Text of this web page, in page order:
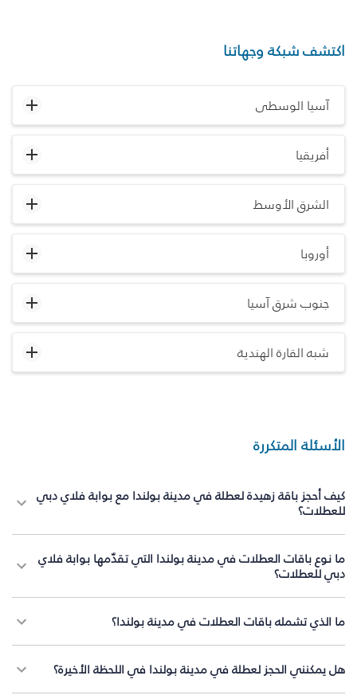
اكتشف شبكة وجهاتنا
آسيا الوسطى
أفريقيا
الشرق الأوسط
أوروبا
جنوب شرق آسيا
شبه القارة الهندية
الأسئلة المتكررة
كيف أحجز باقة زهيدة لعطلة في مدينة بولندا مع بوابة فلاي دبي
للعطلات؟
ما نوع باقات العطلات في مدينة بولندا التي تقدّمها بوابة فلاي
دبي للعطلات؟
ما الذي تشمله باقات العطلات في مدينة بولندا؟
هل يمكنني الحجز لعطلة في مدينة بولندا في اللحظة الأخيرة؟